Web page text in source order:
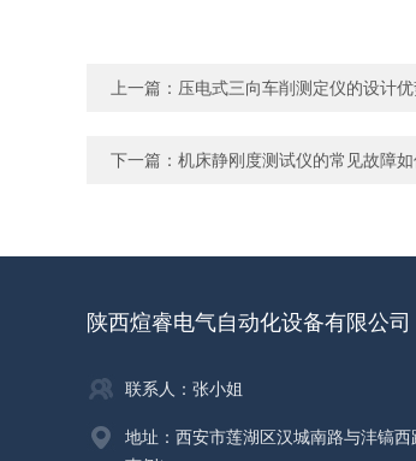
上一篇： 压电式三向车削测定仪的设计优
下一篇： 机床静刚度测试仪的常见故障
陕西煊睿电气自动化设备有限公司
联系人：张小姐
地址：西安市莲湖区汉城南路与沣镐